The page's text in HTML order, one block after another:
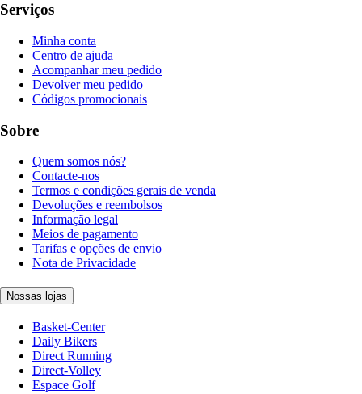
Serviços
Minha conta
Centro de ajuda
Acompanhar meu pedido
Devolver meu pedido
Códigos promocionais
Sobre
Quem somos nós?
Contacte-nos
Termos e condições gerais de venda
Devoluções e reembolsos
Informação legal
Meios de pagamento
Tarifas e opções de envio
Nota de Privacidade
Nossas lojas
Basket-Center
Daily Bikers
Direct Running
Direct-Volley
Espace Golf